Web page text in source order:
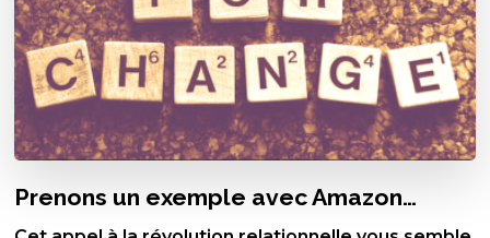
Prenons un exemple avec Amazon…